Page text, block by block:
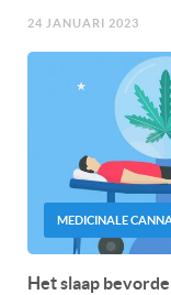
24 JANUARI 2023
MEDICINALE
Het slaap